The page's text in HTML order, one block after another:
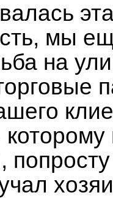
мы
на
которому